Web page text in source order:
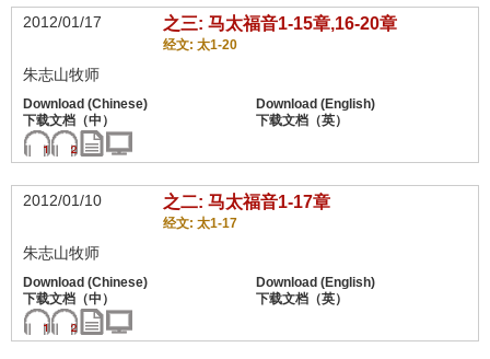
2012/01/17 之三: 马太福音1-15章,16-20章
经文: 太1-20
朱志山牧师
2012/01/10 之二: 马太福音1-17章
经文: 太1-17
朱志山牧师